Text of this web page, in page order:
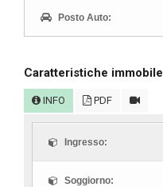
Posto Auto:
Caratteristiche immobile
INFO PDF
Ingresso:
Soggiorno: